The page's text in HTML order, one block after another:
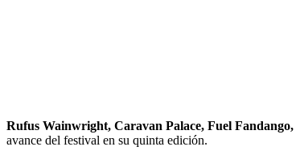
Rufus Wainwright, Caravan Palace, Fuel
avance del festival en su quinta edición.